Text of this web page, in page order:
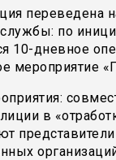
переведена
службы: по
10-дневное
мероприятие
в
представители